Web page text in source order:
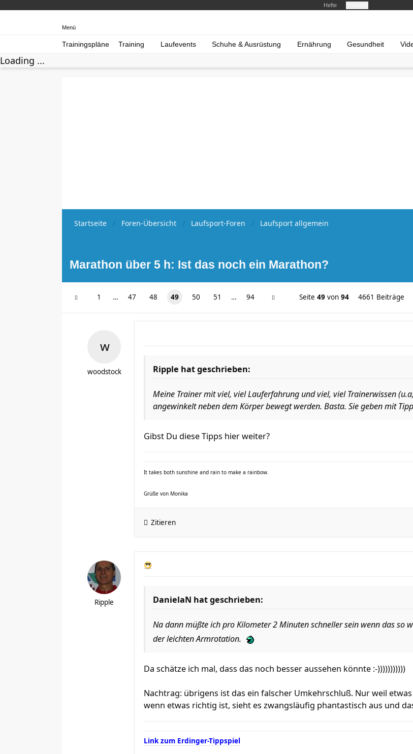
Hefte
Menü
Trainingspläne Training Laufevents Schuhe & Ausrüstung Ernährung Gesundheit
Loading ...
Startseite Foren-Übersicht Laufsport-Foren Laufsport allgemein
Marathon über 5 h: Ist das noch ein Marathon?
1 … 47 48 49 50 51 … 94 Seite 49 von 94 4661 Beiträge
woodstock Ripple hat geschrieben:
Meine Trainer mit viel, viel Lauferfahrung und viel, viel Trainerwissen
angewinkelt neben dem Körper bewegt werden. Basta. Sie geben mit
Gibst Du diese Tipps hier weiter?
It takes both sunshine and rain to make a rainbow.
Grüße von Monika
Zitieren
Ripple DanielaN hat geschrieben:
Na dann müßte ich pro Kilometer 2 Minuten schneller sein wenn das so
der leichten Armrotation.
Da schätze ich mal, dass das noch besser aussehen könnte :-)))))))))))
Nachtrag: übrigens ist das ein falscher Umkehrschluß. Nur weil
wenn etwas richtig ist, sieht es zwangsläufig phantastisch aus und
Link zum Erdinger-Tippspiel